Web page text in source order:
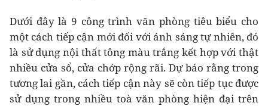
Dưới đây là 9 công trình văn phòng tiêu biểu cho
một cách tiếp cận mới đối với ánh sáng tự nhiên, đó
là sử dụng nội thất tông màu trắng kết hợp với thật
nhiều cửa sổ, cửa chớp rộng rãi. Dự báo rằng trong
tương lai gần, cách tiếp cận này sẽ còn tiếp tục được
sử dụng trong nhiều toà văn phòng hiện đại trên